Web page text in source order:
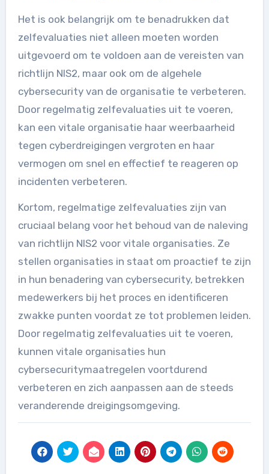
Het is ook belangrijk om te benadrukken dat
zelfevaluaties niet alleen moeten worden
uitgevoerd om te voldoen aan de vereisten van
richtlijn NIS2, maar ook om de algehele
cybersecurity van de organisatie te verbeteren.
Door regelmatig zelfevaluaties uit te voeren,
kan een vitale organisatie haar weerbaarheid
tegen cyberdreigingen vergroten en haar
vermogen om snel en effectief te reageren op
incidenten verbeteren.
Kortom, regelmatige zelfevaluaties zijn van
cruciaal belang voor het behoud van de naleving
van richtlijn NIS2 voor vitale organisaties. Ze
stellen organisaties in staat om proactief te zijn
in hun benadering van cybersecurity, betrekken
medewerkers bij het proces en identificeren
zwakke punten voordat ze tot problemen leiden.
Door regelmatig zelfevaluaties uit te voeren,
kunnen vitale organisaties hun
cybersecuritymaatregelen voortdurend
verbeteren en zich aanpassen aan de steeds
veranderende dreigingsomgeving.